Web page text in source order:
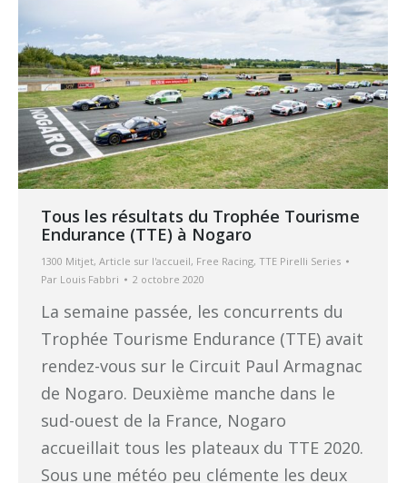
Tous les résultats du Trophée Tourisme
Endurance (TTE) à Nogaro
1300 Mitjet, Article sur l'accueil, Free Racing, TTE Pirelli Series
Par Louis Fabbri 2 octobre 2020
La semaine passée, les concurrents du
Trophée Tourisme Endurance (TTE) avait
rendez-vous sur le Circuit Paul Armagnac
de Nogaro. Deuxième manche dans le
sud-ouest de la France, Nogaro
accueillait tous les plateaux du TTE 2020.
Sous une météo peu clémente les deux